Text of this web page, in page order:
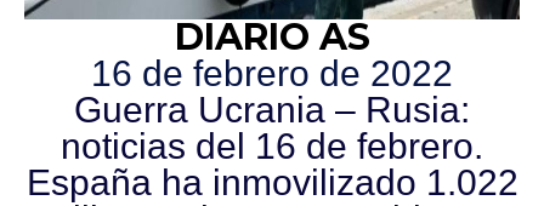
DIARIO AS
16 de febrero de 2022
Guerra Ucrania – Rusia:
noticias del 16 de febrero.
España ha inmovilizado 1.022